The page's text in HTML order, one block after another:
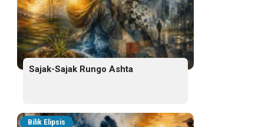
Sajak-Sajak Rungo Ashta
Bilik Elipsis